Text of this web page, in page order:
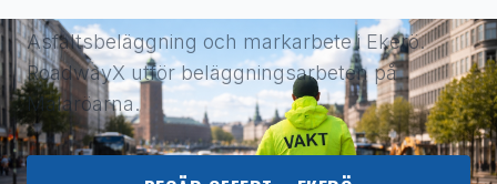
Asfaltsbeläggning och markarbete i Ekerö.
RoadwayX utför beläggningsarbeten på
Mälaröarna.